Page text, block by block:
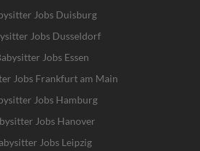
Jobs Duisburg
Jobs Dusseldorf
Jobs Essen
Jobs Frankfurt am Main
Jobs Hamburg
Jobs Hanover
Jobs Leipzig